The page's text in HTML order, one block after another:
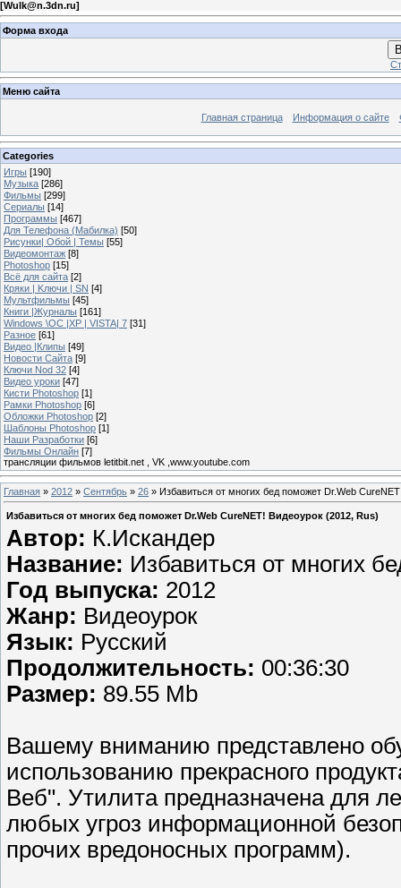
[Wulk@n.3dn.ru]
Форма входа
Меню сайта
Главная страница Информация о сайте
Categories
Игры [190]
Музыка [286]
Фильмы [299]
Сериалы [14]
Программы [467]
Для Телефона (Мабилка) [50]
Рисунки| Обой | Темы [55]
Видеомонтаж [8]
Photoshop [15]
Всё для сайта [2]
Кряки | Kлючи | SN [4]
Мультфильмы [45]
Книги |Журналы [161]
Windows \OC |XP | VISTA| 7 [31]
Разное [61]
Видео |Клипы [49]
Новости Сайта [9]
Ключи Nod 32 [4]
Видео уроки [47]
Кисти Photoshop [1]
Рамки Photoshop [6]
Обложки Photoshop [2]
Шаблоны Photoshop [1]
Наши Разработки [6]
Фильмы Онлайн [7]
трансляции фильмов letitbit.net , VK ,www.youtube.com
Главная » 2012 » Сентябрь » 26 » Избавиться от многих бед поможет Dr.Web
Избавиться от многих бед поможет Dr.Web CureNET! Видеоурок (2012, Rus)
Автор: К.Искандер
Название: Избавиться от многих
Год выпуска: 2012
Жанр: Видеоурок
Язык: Русский
Продолжительность: 00:36:30
Размер: 89.55 Mb
Вашему вниманию представлено
использованию прекрасного
Веб". Утилита предназначена для
любых угроз информационной
прочих вредоносных программ).